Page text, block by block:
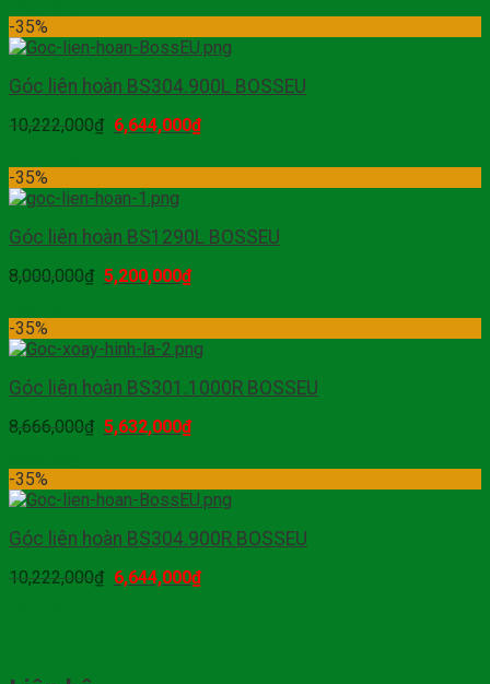
-35%
Góc liên hoàn BS304.900L BOSSEU
10,222,000₫ 6,644,000₫
-35%
Góc liên hoàn BS1290L BOSSEU
8,000,000₫ 5,200,000₫
-35%
Góc liên hoàn BS301.1000R BOSSEU
8,666,000₫ 5,632,000₫
-35%
Góc liên hoàn BS304.900R BOSSEU
10,222,000₫ 6,644,000₫